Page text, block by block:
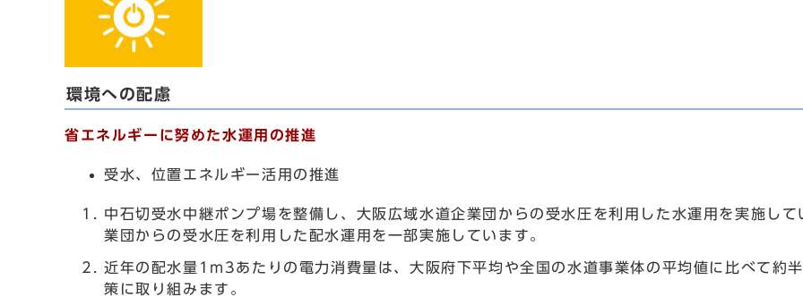
環境への配慮
省エネルギーに努めた水運用の推進
受水、位置エネルギー活用の推進
中石切受水中継ポンプ場を整備し、大阪広域水道企業団からの受水圧を利用した水運用を実施し
業団からの受水圧を利用した配水運用を一部実施しています。
近年の配水量1m3あたりの電力消費量は、大阪府下平均や全国の水道事業体の平均値に比べて約
策に取り組みます。